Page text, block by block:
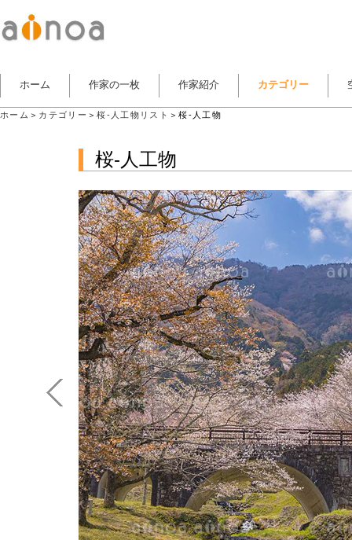
ホーム 作家の一枚 作家紹介 カテゴリー
ホーム ＞ カテゴリー ＞桜-人工物リスト ＞桜-人工物
桜-人工物